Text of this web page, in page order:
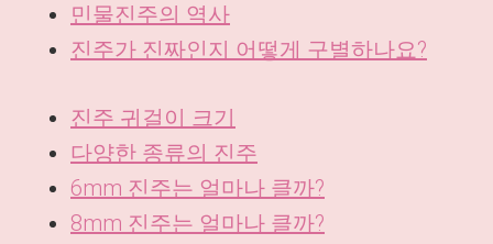
민물진주의 역사
진주가 진짜인지 어떻게 구별하나요?
진주 귀걸이 크기
다양한 종류의 진주
6mm 진주는 얼마나 클까?
8mm 진주는 얼마나 클까?